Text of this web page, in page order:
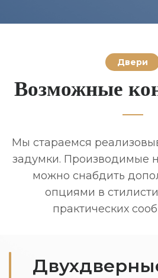
Двери
Возможные
Мы стараемся
задумки. Производимые
можно снабдить
опциями в
практических